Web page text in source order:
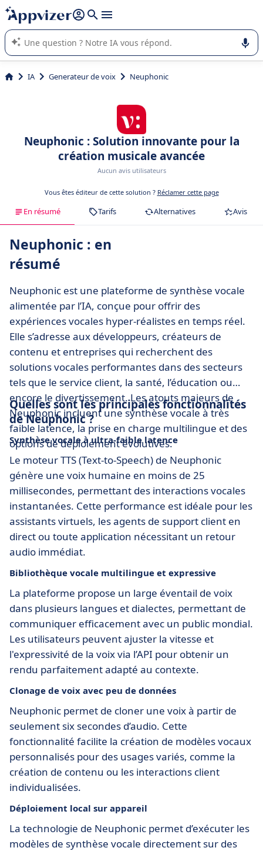
répondre (plusieurs lignes avec
L'IA de Appvizer vous guide dans l'utilisation ou la sélection de
logiciel SaaS en entreprise.
IA Generateur de voix Neuphonic
Neuphonic : Solution innovante pour la
création musicale avancée
Aucun avis utilisateurs
Vous êtes éditeur de cette solution ? Réclamer cette page
En résumé Tarifs Alternatives Avis
Neuphonic : en
résumé
Neuphonic est une plateforme de synthèse vocale
alimentée par l’IA, conçue pour offrir des
expériences vocales hyper-réalistes en temps réel.
Elle s’adresse aux développeurs, créateurs de
contenu et entreprises qui recherchent des
solutions vocales performantes dans des secteurs
tels que le service client, la santé, l’éducation ou
encore le divertissement. Les atouts majeurs de
Neuphonic incluent une synthèse vocale à très
faible latence, la prise en charge multilingue et des
options de déploiement évolutives.
Quelles sont les principales fonctionnalités
de Neuphonic ?
Synthèse vocale à ultra-faible latence
Le moteur TTS (Text-to-Speech) de Neuphonic
génère une voix humaine en moins de 25
millisecondes, permettant des interactions vocales
instantanées. Cette performance est idéale pour les
assistants virtuels, les agents de support client en
direct ou toute application nécessitant un retour
audio immédiat.
Bibliothèque vocale multilingue et expressive
La plateforme propose un large éventail de voix
dans plusieurs langues et dialectes, permettant de
communiquer efficacement avec un public mondial.
Les utilisateurs peuvent ajuster la vitesse et
l'expressivité de la voix via l’API pour obtenir un
rendu parfaitement adapté au contexte.
Clonage de voix avec peu de données
Neuphonic permet de cloner une voix à partir de
seulement six secondes d’audio. Cette
fonctionnalité facilite la création de modèles vocaux
personnalisés pour des usages variés, comme la
création de contenu ou les interactions client
individualisées.
Déploiement local sur appareil
La technologie de Neuphonic permet d’exécuter les
modèles de synthèse vocale directement sur des